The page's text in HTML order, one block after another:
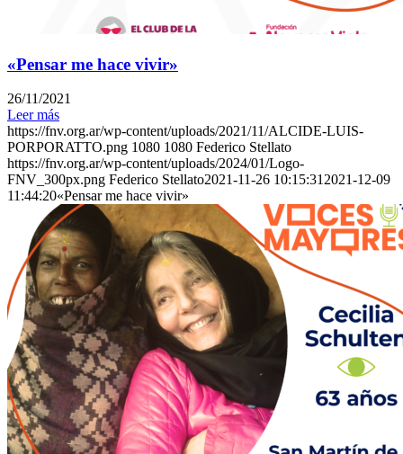
«Pensar me hace vivir»
26/11/2021
Leer más
https://fnv.org.ar/wp-content/uploads/2021/11/ALCIDE-LUIS-
PORPORATTO.png 1080 1080 Federico Stellato
https://fnv.org.ar/wp-content/uploads/2024/01/Logo-
FNV_300px.png Federico Stellato2021-11-26 10:15:312021-12-09
11:44:20«Pensar me hace vivir»